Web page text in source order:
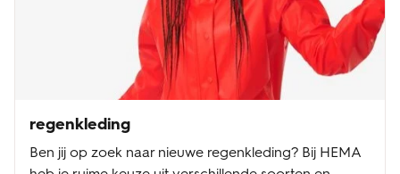
regenkleding
Ben jij op zoek naar nieuwe regenkleding? Bij HEMA